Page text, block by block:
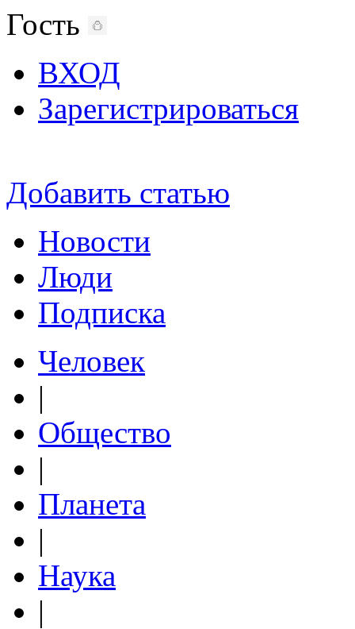
Гость
ВХОД
Зарегистрироваться
Добавить статью
Новости
Люди
Подписка
Человек
|
Общество
|
Планета
|
Наука
|